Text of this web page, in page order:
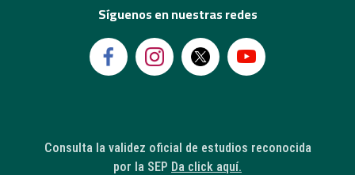
Síguenos en nuestras redes
Consulta la validez oficial de estudios reconocida
por la SEP Da click aquí.